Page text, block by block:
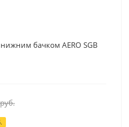
бачком AERO SGB